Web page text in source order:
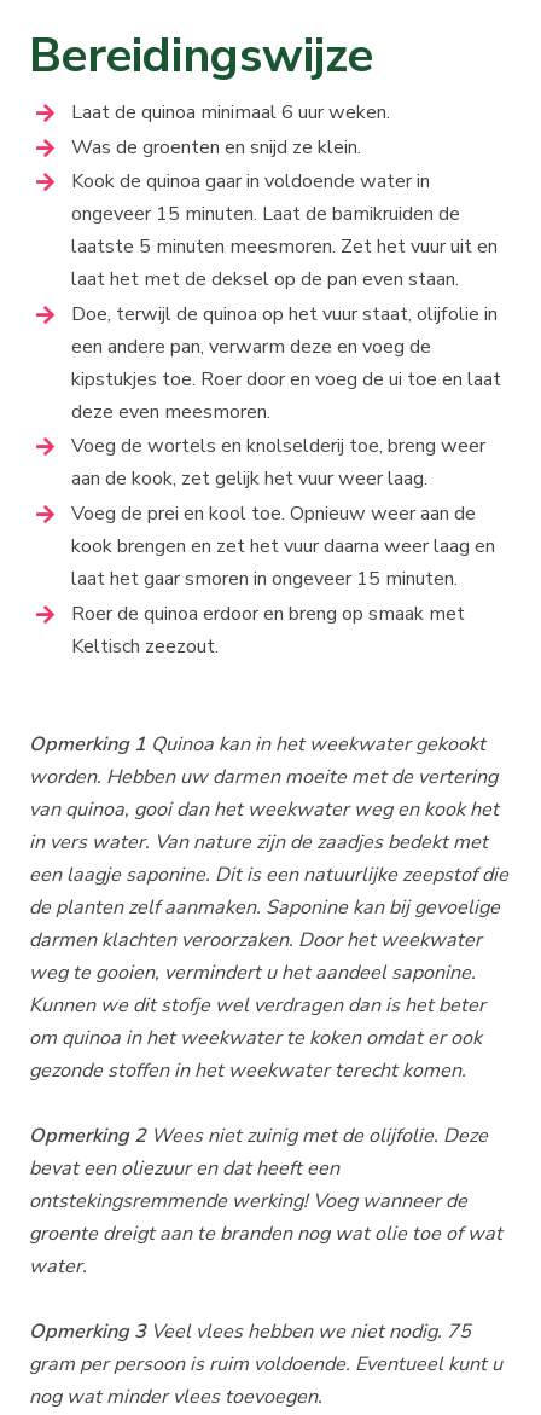
Bereidingswijze
Laat de quinoa minimaal 6 uur weken.
Was de groenten en snijd ze klein.
Kook de quinoa gaar in voldoende water in
ongeveer 15 minuten. Laat de bamikruiden de
laatste 5 minuten meesmoren. Zet het vuur uit en
laat het met de deksel op de pan even staan.
Doe, terwijl de quinoa op het vuur staat, olijfolie in
een andere pan, verwarm deze en voeg de
kipstukjes toe. Roer door en voeg de ui toe en laat
deze even meesmoren.
Voeg de wortels en knolselderij toe, breng weer
aan de kook, zet gelijk het vuur weer laag.
Voeg de prei en kool toe. Opnieuw weer aan de
kook brengen en zet het vuur daarna weer laag en
laat het gaar smoren in ongeveer 15 minuten.
Roer de quinoa erdoor en breng op smaak met
Keltisch zeezout.
Opmerking 1 Quinoa kan in het weekwater gekookt
worden. Hebben uw darmen moeite met de vertering
van quinoa, gooi dan het weekwater weg en kook het
in vers water. Van nature zijn de zaadjes bedekt met
een laagje saponine. Dit is een natuurlijke zeepstof die
de planten zelf aanmaken. Saponine kan bij gevoelige
darmen klachten veroorzaken. Door het weekwater
weg te gooien, vermindert u het aandeel saponine.
Kunnen we dit stofje wel verdragen dan is het beter
om quinoa in het weekwater te koken omdat er ook
gezonde stoffen in het weekwater terecht komen.
Opmerking 2 Wees niet zuinig met de olijfolie. Deze
bevat een oliezuur en dat heeft een
ontstekingsremmende werking! Voeg wanneer de
groente dreigt aan te branden nog wat olie toe of wat
water.
Opmerking 3 Veel vlees hebben we niet nodig. 75
gram per persoon is ruim voldoende. Eventueel kunt u
nog wat minder vlees toevoegen.